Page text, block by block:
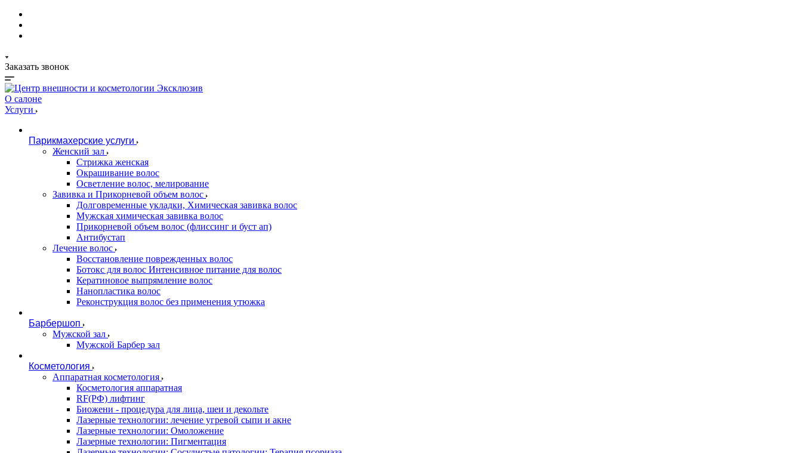
Заказать звонок
О салоне
Услуги
Парикмахерские услуги
Женский зал
Стрижка женская
Окрашивание волос
Осветление волос, мелирование
Завивка и Прикорневой объем волос
Долговременные укладки, Химическая завивка волос
Мужская химическая завивка волос
Прикорневой объем волос (флиссинг и буст ап)
Антибустап
Лечение волос
Восстановление поврежденных волос
Бoтокс для волос Интенсивное питание для волос
Кератиновое выпрямление волос
Нанопластика волос
Реконструкция волос без применения утюжка
Барбершоп
Мужской зал
Мужской Барбер зал
Косметология
Аппаратная косметология
Косметология аппаратная
RF(РФ) лифтинг
Биожени - процедура для лица, шеи и декольте
Лазерные технологии: лечение угревой сыпи и акне
Лазерные технологии: Омоложение
Лазерные технологии: Пигментация